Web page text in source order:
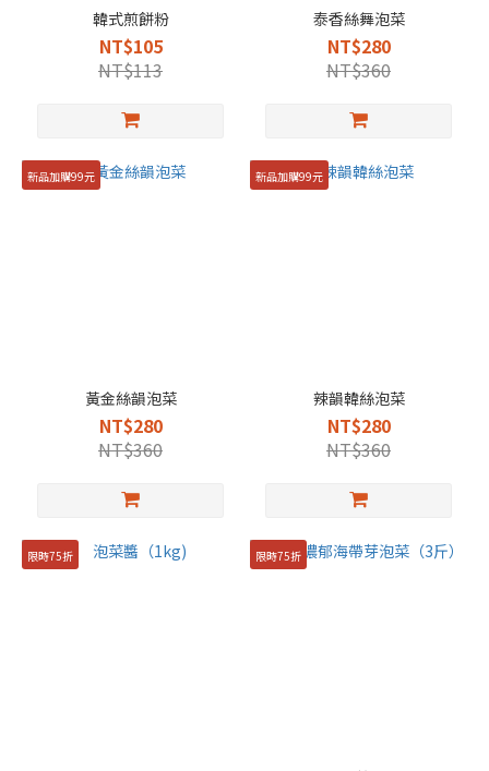
韓式煎餅粉
NT$105
NT$113
泰香絲舞泡菜
NT$280
NT$360
新品加購99元
黃金絲韻泡菜
NT$280
NT$360
新品加購99元
辣韻韓絲泡菜
NT$280
NT$360
限時75折 限時75折